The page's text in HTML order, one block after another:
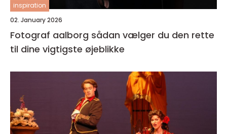
inspiration
02. January 2026
Fotograf aalborg sådan vælger du den rette
til dine vigtigste øjeblikke